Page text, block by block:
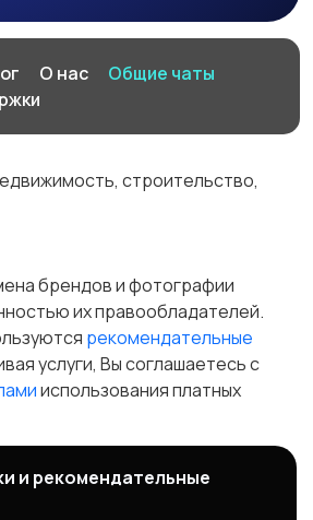
О нас
Общие чаты
строительство,
брендов и фотографии
их правообладателей.
рекомендательные
услуги, Вы соглашаетесь c
использования платных
Правила сервиса
Пользовательское
товары/услуги
и рекомендательные